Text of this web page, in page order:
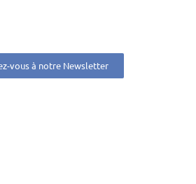
vous à notre Newsletter